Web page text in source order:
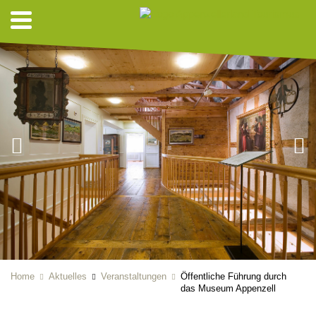
Home Aktuelles Veranstaltungen
Öffentliche Führung durch
das Museum Appenzell